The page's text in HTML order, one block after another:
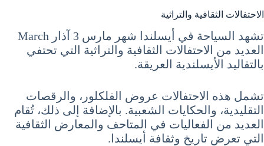
الاحتفالات الثقافية والتراثية
تشهد السياحة في أيسلندا شهر مارس 3 آذار March
العديد من الاحتفالات الثقافية والتراثية التي تحتفي
بالتقاليد الأيسلندية العريقة.
تشمل هذه الاحتفالات عروض الفلكلور، والرقصات
التقليدية، والحكايات الشعبية. بالإضافة إلى ذلك، تُقام
العديد من الفعاليات في المتاحف والمعارض الثقافية
التي تعرض تاريخ وثقافة أيسلندا.